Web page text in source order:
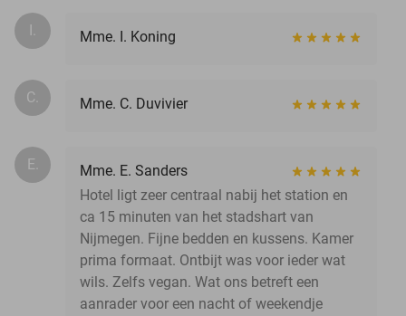
I. Mme. I. Koning
C. Mme. C. Duvivier
E.
Mme. E. Sanders
Hotel ligt zeer centraal nabij het station en
ca 15 minuten van het stadshart van
Nijmegen. Fijne bedden en kussens. Kamer
prima formaat. Ontbijt was voor ieder wat
wils. Zelfs vegan. Wat ons betreft een
aanrader voor een nacht of weekendje